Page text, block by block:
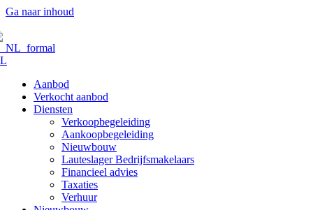
Ga naar inhoud
Aanbod
Verkocht aanbod
Diensten
Verkoopbegeleiding
Aankoopbegeleiding
Nieuwbouw
Lauteslager Bedrijfsmakelaars
Financieel advies
Taxaties
Verhuur